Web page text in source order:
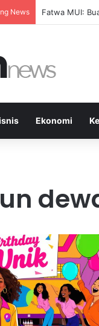
News Pep Guardiola
Ekonomi